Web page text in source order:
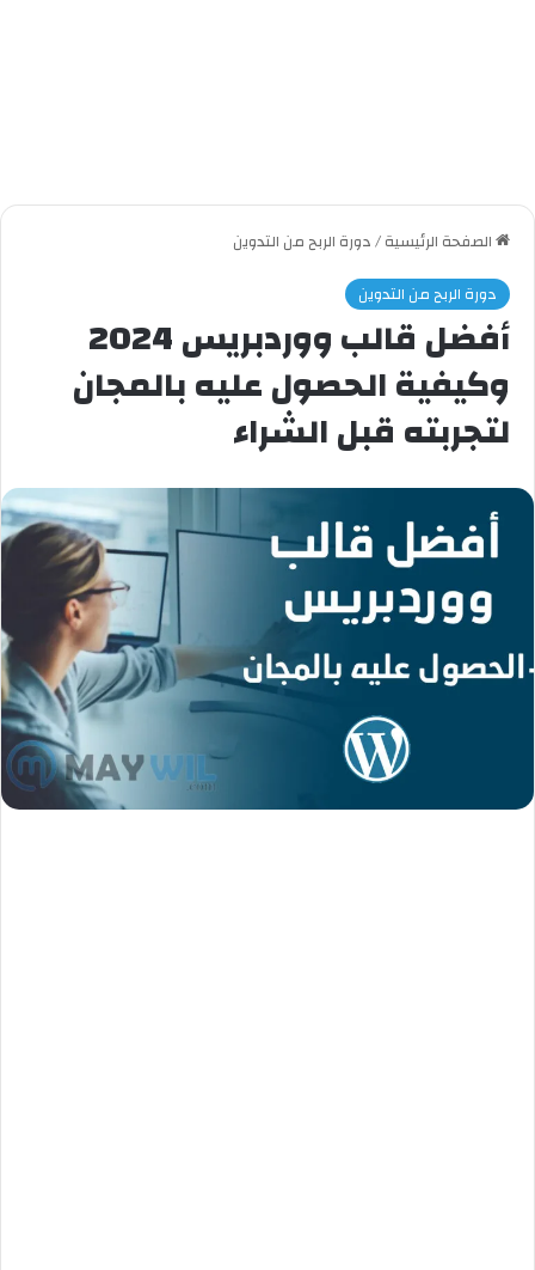
الصفحة الرئيسية/دورة الربح من التدوين
دورة الربح من التدوين
أفضل قالب ووردبريس 2024
وكيفية الحصول عليه بالمجان
لتجربته قبل الشراء